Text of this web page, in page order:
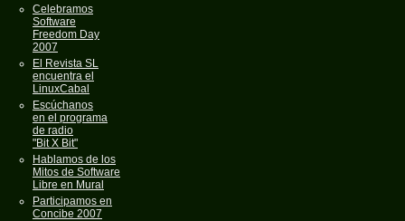
Celebramos
Software
Freedom Day
2007
El Revista SL
encuentra el
LinuxCabal
Escúchanos
en el programa
de radio
"Bit X Bit"
Hablamos de los
Mitos de Software
Libre en Mural
Participamos en
Concibe 2007